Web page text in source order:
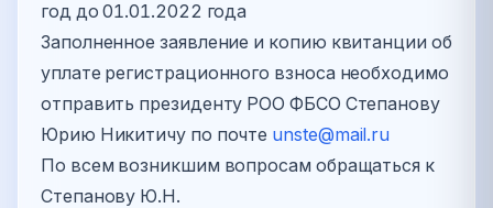
год до 01.01.2022 года
Заполненное заявление и копию квитанции об
уплате регистрационного взноса необходимо
отправить президенту РОО ФБСО Степанову
Юрию Никитичу по почте unste@mail.ru
По всем возникшим вопросам обращаться к
Степанову Ю.Н.